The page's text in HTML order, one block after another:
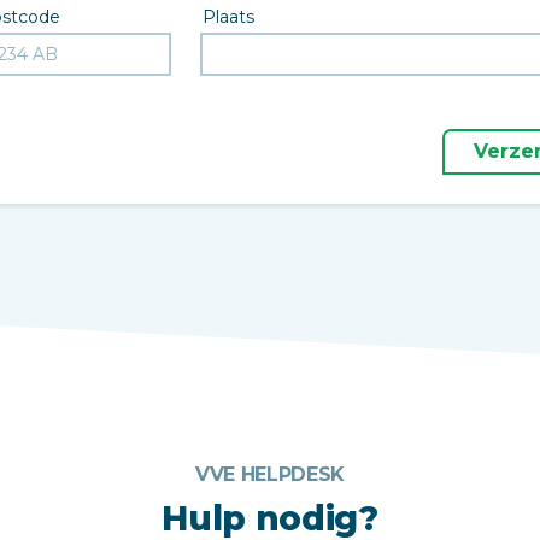
Plaats
VVE HELPDESK
Hulp nodig?